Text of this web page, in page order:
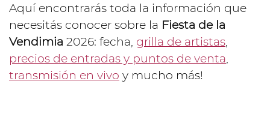
Aquí encontrarás toda la información que
necesitás conocer sobre la Fiesta de la
Vendimia 2026: fecha, grilla de artistas,
precios de entradas y puntos de venta,
transmisión en vivo y mucho más!